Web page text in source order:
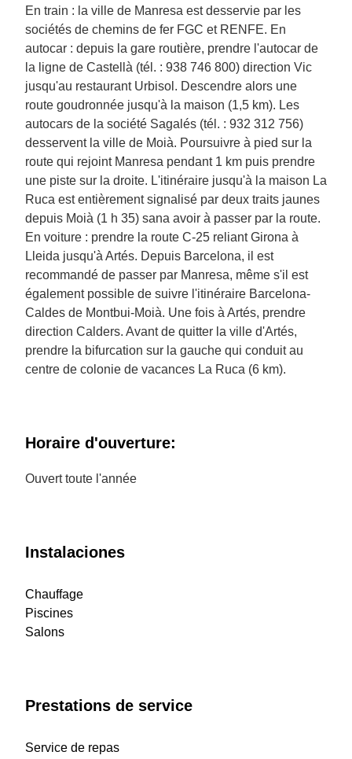
En train : la ville de Manresa est desservie par les
sociétés de chemins de fer FGC et RENFE. En
autocar : depuis la gare routière, prendre l'autocar de
la ligne de Castellà (tél. : 938 746 800) direction Vic
jusqu'au restaurant Urbisol. Descendre alors une
route goudronnée jusqu'à la maison (1,5 km). Les
autocars de la société Sagalés (tél. : 932 312 756)
desservent la ville de Moià. Poursuivre à pied sur la
route qui rejoint Manresa pendant 1 km puis prendre
une piste sur la droite. L'itinéraire jusqu'à la maison La
Ruca est entièrement signalisé par deux traits jaunes
depuis Moià (1 h 35) sana avoir à passer par la route.
En voiture : prendre la route C-25 reliant Girona à
Lleida jusqu'à Artés. Depuis Barcelona, il est
recommandé de passer par Manresa, même s'il est
également possible de suivre l'itinéraire Barcelona-
Caldes de Montbui-Moià. Une fois à Artés, prendre
direction Calders. Avant de quitter la ville d'Artés,
prendre la bifurcation sur la gauche qui conduit au
centre de colonie de vacances La Ruca (6 km).
Horaire d'ouverture:
Ouvert toute l'année
Instalaciones
Chauffage
Piscines
Salons
Prestations de service
Service de repas